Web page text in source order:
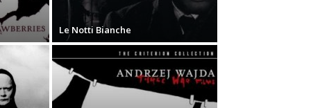
Le Notti Bianche